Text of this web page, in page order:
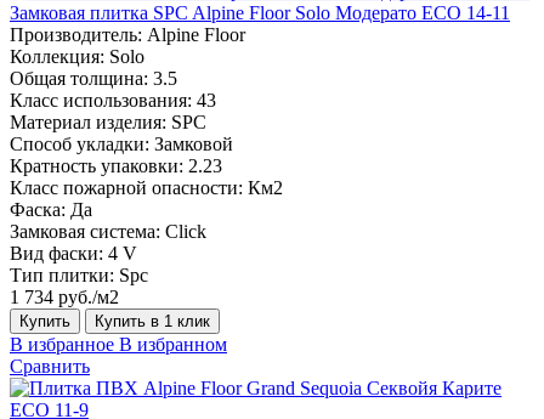
Замковая плитка SPC Alpine Floor Solo Модерато ЕСО 14-11
Производитель: Alpine Floor
Коллекция: Solo
Общая толщина: 3.5
Класс использования: 43
Материал изделия: SPC
Способ укладки: Замковой
Кратность упаковки: 2.23
Класс пожарной опасности: Км2
Фаска: Да
Замковая система: Click
Вид фаски: 4 V
Тип плитки: Spc
1 734 руб./м2
Купить Купить в 1 клик
В избранное В избранном
Сравнить